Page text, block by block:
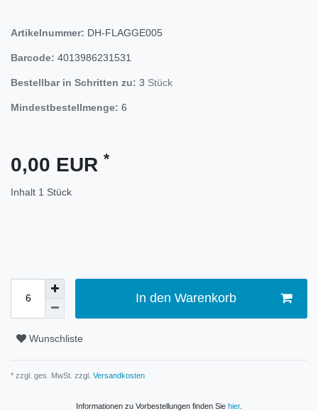
Artikelnummer: DH-FLAGGE005
Barcode: 4013986231531
Bestellbar in Schritten zu: 3 Stück
Mindestbestellmenge: 6
0,00 EUR *
Inhalt 1 Stück
In den Warenkorb
Wunschliste
* zzgl. ges. MwSt. zzgl. Versandkosten
Informationen zu Vorbestellungen finden Sie hier.